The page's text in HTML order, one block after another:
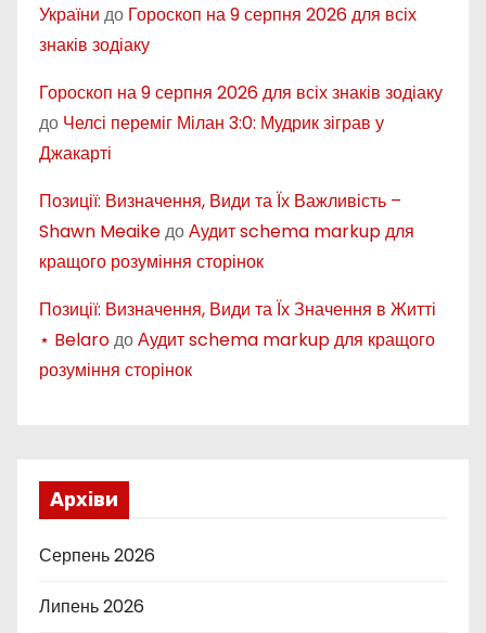
України до Гороскоп на 9 серпня 2026 для всіх
знаків зодіаку
Гороскоп на 9 серпня 2026 для всіх знаків зодіаку
до Челсі переміг Мілан 3:0: Мудрик зіграв у
Джакарті
Позиції: Визначення, Види та Їх Важливість –
Shawn MeaikeдоАудит schema markup для
кращого розуміння сторінок
Позиції: Визначення, Види та Їх Значення в Житті
⋆ BelaroдоАудит schema markup для кращого
розуміння сторінок
Архіви
Серпень 2026
Липень 2026